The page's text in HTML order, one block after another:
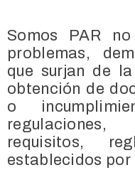
Somos PAR
problemas,
que surjan de
obtención de
o
regulaciones,
requisitos,
establecidos